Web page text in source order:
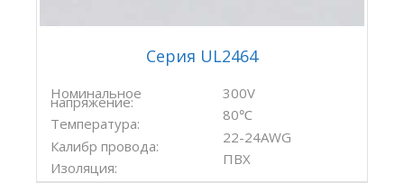
Серия UL2464
Номинальное
напряжение:
Температура:
Калибр провода:
Изоляция:
300V
80℃
22-24AWG
ПВХ